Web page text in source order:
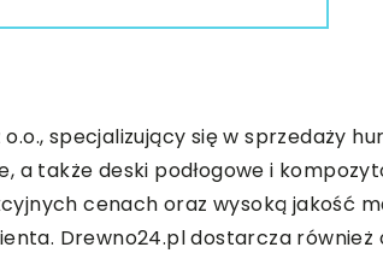
specjalizujący się w sprzedaży
także deski podłogowe i
cenach oraz wysoką jakość
Drewno24.pl dostarcza